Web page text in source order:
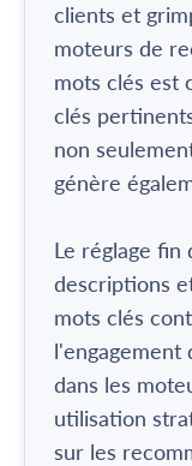
clients et
moteurs de
mots clés est
clés
non
génère
Le réglage fin
descriptions
mots clés
l'engagement
dans les
utilisation
sur les